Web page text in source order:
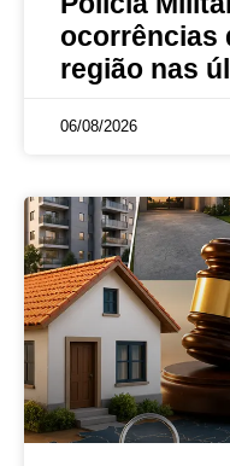
ocorrências
região nas
06/08/2026